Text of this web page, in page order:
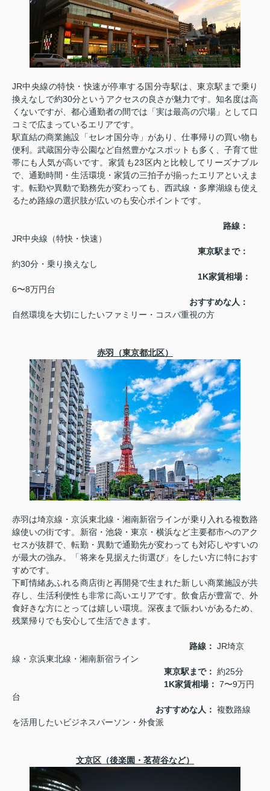
JR中央線の特快・快速が停車する国分寺駅は、東京駅まで乗り
換えなしで約30分というアクセスの良さが魅力です。知名度は高
くないですが、都心通勤者の間では「実は最高の穴場」として口
コミで広まっているエリアです。
駅直結の商業施設「セレオ国分寺」があり、仕事帰りの買い物も
便利。武蔵国分寺公園など自然豊かなスポットも多く、子育て世
帯にも人気が高いです。家賃も23区内と比較してリーズナブル
で、通勤時間・生活環境・家賃の三拍子が揃ったエリアといえま
す。転勤や異動で勤務先が変わっても、西武線・多摩湖線も使え
るため路線の選択肢が広いのも安心ポイントです。
路線：
JR中央線（特快・快速）
東京駅まで：
約30分・乗り換えなし
1K家賃相場：
6〜8万円台
おすすめな人：
自然環境を大切にしたいファミリー・コスパ重視の方
赤羽（東京都北区）
赤羽は埼京線・京浜東北線・湘南新宿ラインが乗り入れる複数路
線使いの街です。新宿・池袋・東京・横浜など主要都市へのアク
セスが抜群で、転勤・異動で通勤先が変わっても対応しやすいの
が最大の強み。「将来を見据えた街選び」をしたい方に特におす
すめです。
下町情緒あふれる商店街と再開発で生まれた新しい商業施設が共
存し、生活利便性も非常に高いエリアです。飲食店が豊富で、外
食好きな方にとっては嬉しい環境。深夜まで賑わいがあるため、
残業帰りでも安心して生活できます。
路線： JR埼京
線・京浜東北線・湘南新宿ライン
東京駅まで： 約25分
1K家賃相場： 7〜9万円
台
おすすめな人： 複数路線
を活用したいビジネスパーソン・外食派
文京区（後楽園・茗荷谷など）